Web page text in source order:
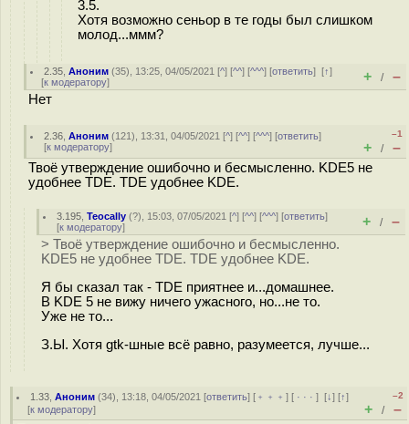
3.5.
Хотя возможно сеньор в те годы был слишком
молод...ммм?
2.35 ,Аноним (35), 13:25, 04/05/2021 [^] [^^] [^^^] [ответить][↑]
[к модератору] + / –
Нет
2.36 ,Аноним (121), 13:31, 04/05/2021 [^] [^^] [^^^] [ответить]
[к модератору]
–1
+ / –
Твоё утверждение ошибочно и бесмысленно. KDE5 не
удобнее TDE. TDE удобнее KDE.
3.195 ,Teocally (?), 15:03, 07/05/2021 [^] [^^] [^^^] [ответить]
[к модератору] + / –
> Твоё утверждение ошибочно и бесмысленно.
KDE5 не удобнее TDE. TDE удобнее KDE.
Я бы сказал так - TDE приятнее и...домашнее.
В KDE 5 не вижу ничего ужасного, но...не то.
Уже не то...
З.Ы. Хотя gtk-шные всё равно, разумеется, лучше...
1.33 ,Аноним (34), 13:18, 04/05/2021 [ответить] [ ﹢﹢﹢] [ · · ·][↓] [↑]
[к модератору]
–2
+ / –